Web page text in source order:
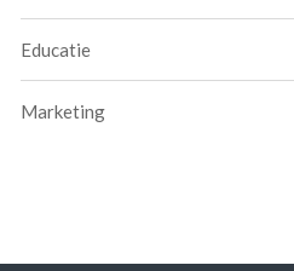
Educatie
Marketing